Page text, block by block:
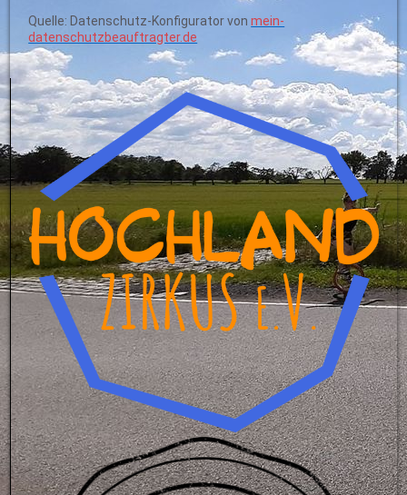
Quelle: Datenschutz-Konfigurator vonmein-
datenschutzbeauftragter.de